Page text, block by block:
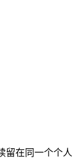
留在同一个个人